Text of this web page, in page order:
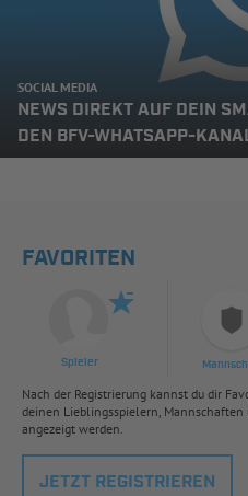
SOCIAL MEDIA
NEWS DIREKT AUF DEIN
DEN BFV-WHATSAPP-
FAVORITEN
Spieler
Nach der Registrierung kannst du dir
deinen Lieblingsspielern,
angezeigt werden.
JETZT REGISTRIEREN